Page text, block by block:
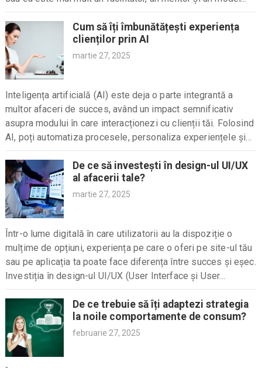
Cum să îți îmbunătățești experiența
clienților prin AI
martie 27, 2025
Inteligența artificială (AI) este deja o parte integrantă a
multor afaceri de succes, având un impact semnificativ
asupra modului în care interacționezi cu clienții tăi. Folosind
AI, poți automatiza procesele, personaliza experiențele și
De ce să investești în design-ul UI/UX
al afacerii tale?
martie 27, 2025
Într-o lume digitală în care utilizatorii au la dispoziție o
mulțime de opțiuni, experiența pe care o oferi pe site-ul tău
sau pe aplicația ta poate face diferența între succes și eșec.
Investiția în design-ul UI/UX (User Interface și User...
De ce trebuie să îți adaptezi strategia
la noile comportamente de consum?
februarie 27, 2025